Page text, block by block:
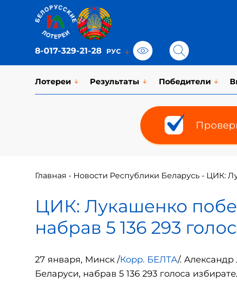
8-017-329-21-28
Лотереи Результаты Победители
Главная - Новости Республики Беларусь - ЦИК:
ЦИК: Лукашенко
набрав 5 136 293
27 января, Минск /Корр. БЕЛТА/.
Беларуси, набрав 5 136 293 голоса